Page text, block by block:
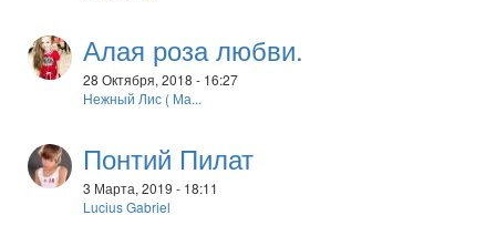
Алая роза любви.
28 Октября, 2018 - 16:27
Нежный Лис ( Ма...
Понтий Пилат
3 Марта, 2019 - 18:11
Lucius Gabriel